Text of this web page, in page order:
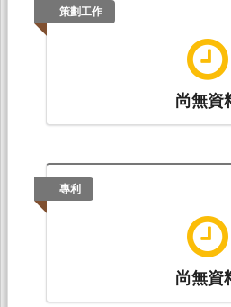
策劃工作
尚無資
專利
尚無資